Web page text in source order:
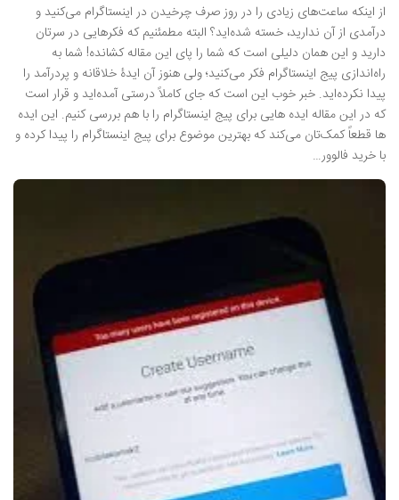
از اینکه ساعت‌های زیادی را در روز صرف چرخیدن در اینستاگرام می‌کنید و
درآمدی از آن ندارید، خسته شده‌اید؟ البته مطمئنیم که فکرهایی در سرتان
دارید و این همان دلیلی است که شما را پای این مقاله کشانده! شما به
راه‌اندازی پیج اینستاگرام فکر می‌کنید؛ ولی هنوز آن ایدۀ خلاقانه و پردرآمد را
پیدا نکرده‌اید. خبر خوب این است که جای کاملاً درستی آمده‌اید و قرار است
که در این مقاله ایده هایی برای پیج اینستاگرام را با هم بررسی کنیم. این ایده
ها قطعاً کمک‌تان می‌کند که بهترین موضوع برای پیج اینستاگرام را پیدا کرده و
با خرید فالوور…